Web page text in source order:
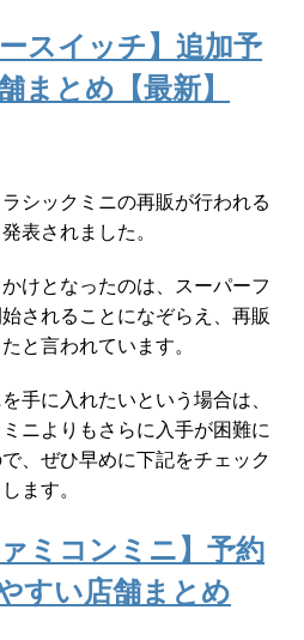
スイッチ】追加予
まとめ【最新】
シックミニの再販が行われる
表されました。
けとなったのは、スーパーフ
されることになぞらえ、再販
と言われています。
手に入れたいという場合は、
ニよりもさらに入手が困難に
、ぜひ早めに下記をチェック
ます。
ァミコンミニ】予約
すい店舗まとめ